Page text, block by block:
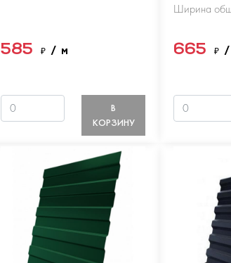
585₽/ м
В
КОРЗИНУ
Ширина
665 ₽ /